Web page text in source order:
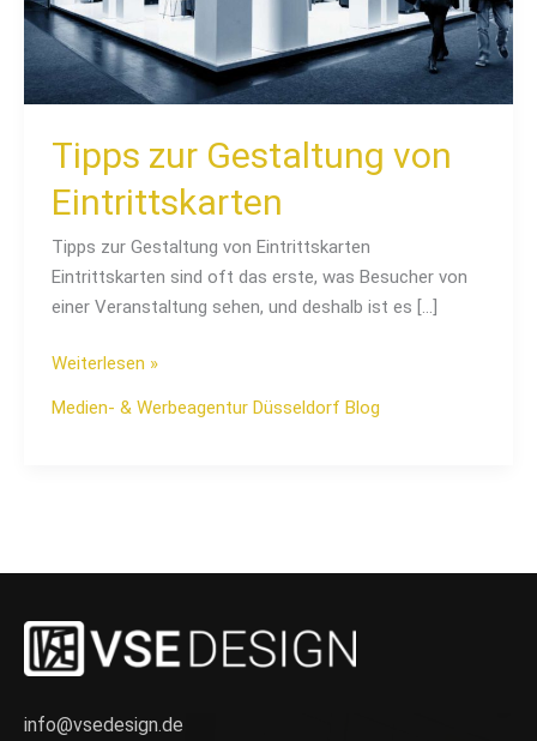
Tipps zur Gestaltung von
Eintrittskarten
Tipps zur Gestaltung von Eintrittskarten
Eintrittskarten sind oft das erste, was Besucher von
einer Veranstaltung sehen, und deshalb ist es […]
Weiterlesen »
Medien- & Werbeagentur Düsseldorf Blog
info@vsedesign.de